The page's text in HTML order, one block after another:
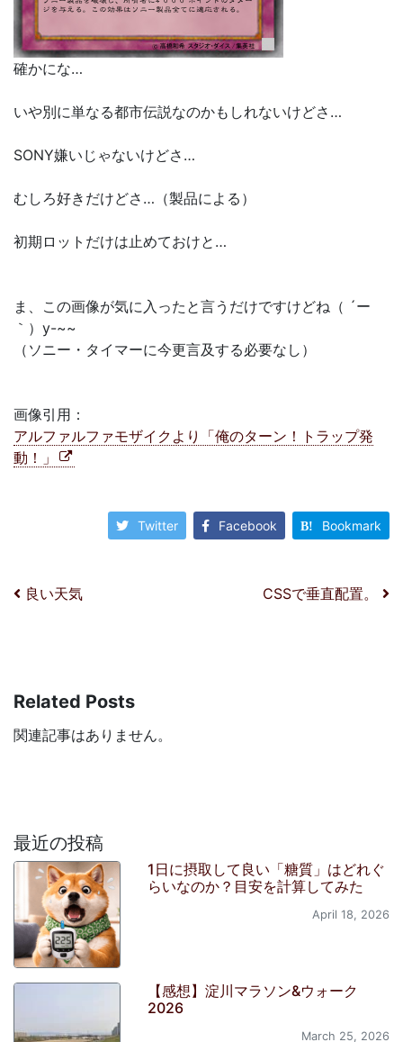
確かにな…
いや別に単なる都市伝説なのかもしれないけどさ…
SONY嫌いじゃないけどさ…
むしろ好きだけどさ…（製品による）
初期ロットだけは止めておけと…
ま、この画像が気に入ったと言うだけですけどね（ ´ー
｀）y-~~
（ソニー・タイマーに今更言及する必要なし）
画像引用：
アルファルファモザイクより「俺のターン！トラップ発
動！」
Twitter Facebook Bookmark
投稿ナビゲーション
良い天気 CSSで垂直配置。
Related Posts
関連記事はありません。
最近の投稿
1日に摂取して良い「糖質」はどれぐ
らいなのか？目安を計算してみた
April 18, 2026
【感想】淀川マラソン&ウォーク
2026
March 25, 2026